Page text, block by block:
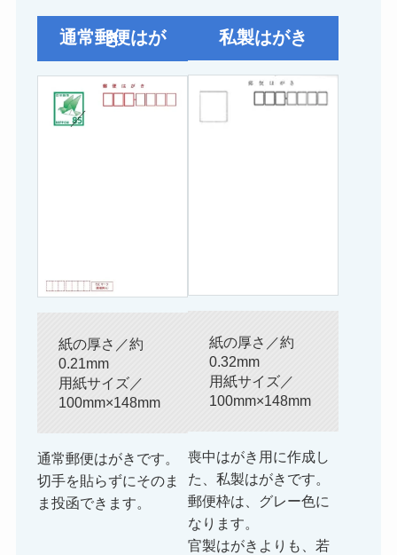
通常郵便はがき
紙の厚さ／約
0.21mm
用紙サイズ／
100mm×148mm
通常郵便はがきです。
切手を貼らずにそのま
ま投函できます。
私製はがき
紙の厚さ／約
0.32mm
用紙サイズ／
100mm×148mm
喪中はがき用に作成し
た、私製はがきです。
郵便枠は、グレー色に
なります。
官製はがきよりも、若